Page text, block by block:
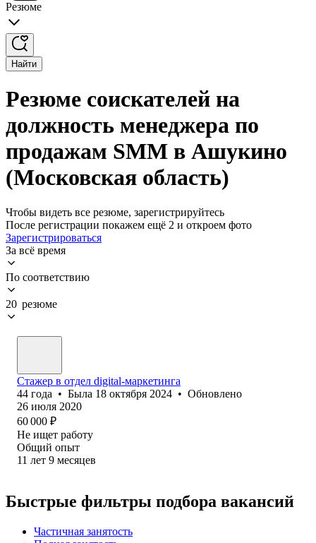
Резюме
Найти
Резюме соискателей на
должность менеджера по
продажам SMM в Ашукино
(Московская область)
Чтобы видеть все резюме, зарегистрируйтесь
После регистрации покажем ещё 2 и откроем фото
Зарегистрироваться
За всё время
По соответствию
20 резюме
Стажер в отдел digital-маркетинга
44 года • Была 18 октября 2024 • Обновлено
26 июля 2020
60 000 ₽
Не ищет работу
Общий опыт
11 лет 9 месяцев
Быстрые фильтры подбора вакансий
Частичная занятость